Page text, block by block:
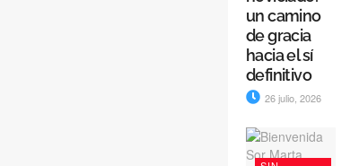
un camino
de gracia
hacia el sí
definitivo
26 julio, 2026